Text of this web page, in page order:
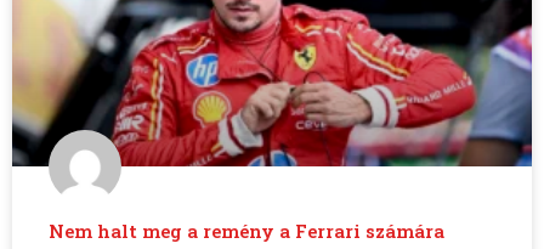
Nem halt meg a remény a Ferrari számára